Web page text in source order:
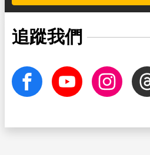
追蹤我們
facebook Youtube Instagram